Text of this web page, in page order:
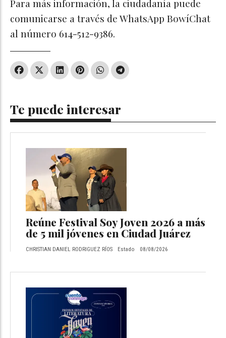
Para más información, la ciudadanía puede
comunicarse a través de WhatsApp BowíChat
al número 614-512-9386.
Te puede interesar
Reúne Festival Soy Joven 2026 a más
de 5 mil jóvenes en Ciudad Juárez
CHRISTIAN DANIEL RODRIGUEZ RÍOS Estado 08/08/2026